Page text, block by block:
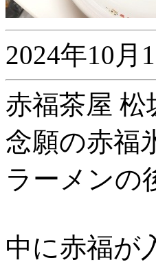
2024年10月
赤福茶屋
念願の赤福
ラーメンの
中に赤福が